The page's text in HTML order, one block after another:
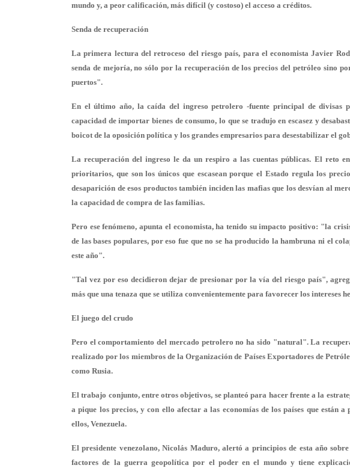
mundo y, a peor calificación, más difícil (y costoso) el acceso a créditos.
Senda de recuperación
La primera lectura del retroceso del riesgo país, para el economista Javier
senda de mejoría, no sólo por la recuperación de los precios del petróleo sino
puertos".
En el último año, la caída del ingreso petrolero -fuente principal de divisas
capacidad de importar bienes de consumo, lo que se tradujo en escasez y
boicot de la oposición política y los grandes empresarios para desestabilizar el
La recuperación del ingreso le da un respiro a las cuentas públicas. El reto
prioritarios, que son los únicos que escasean porque el Estado regula los
desaparición de esos productos también inciden las mafias que los desvían al
la capacidad de compra de las familias.
Pero ese fenómeno, apunta el economista, ha tenido su impacto positivo: "la
de las bases populares, por eso fue que no se ha producido la hambruna ni el
este año".
"Tal vez por eso decidieron dejar de presionar por la vía del riesgo país",
más que una tenaza que se utiliza convenientemente para favorecer los intereses
El juego del crudo
Pero el comportamiento del mercado petrolero no ha sido "natural". La
realizado por los miembros de la Organización de Países Exportadores de
como Rusia.
El trabajo conjunto, entre otros objetivos, se planteó para hacer frente a la
a pique los precios, y con ello afectar a las economías de los países que están
ellos, Venezuela.
El presidente venezolano, Nicolás Maduro, alertó a principios de esta año
factores de la guerra geopolítica por el poder en el mundo y tiene